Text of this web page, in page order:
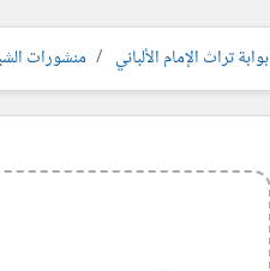
بوابة تراث الإمام الألباني منشورات